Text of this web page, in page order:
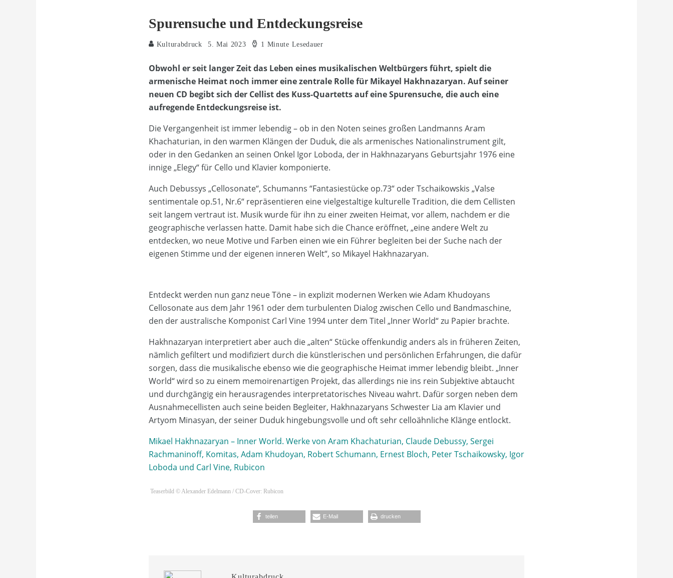
Spurensuche und Entdeckungsreise
Kulturabdruck 5. Mai 2023 1 Minute Lesedauer
Obwohl er seit langer Zeit das Leben eines musikalischen Weltbürgers führt, spielt die
armenische Heimat noch immer eine zentrale Rolle für Mikayel Hakhnazaryan. Auf seiner
neuen CD begibt sich der Cellist des Kuss-Quartetts auf eine Spurensuche, die auch eine
aufregende Entdeckungsreise ist.
Die Vergangenheit ist immer lebendig – ob in den Noten seines großen Landmanns Aram
Khachaturian, in den warmen Klängen der Duduk, die als armenisches Nationalinstrument gilt,
oder in den Gedanken an seinen Onkel Igor Loboda, der in Hakhnazaryans Geburtsjahr 1976 eine
innige „Elegy“ für Cello und Klavier komponierte.
Auch Debussys „Cellosonate“, Schumanns “Fantasiestücke op.73“ oder Tschaikowskis „Valse
sentimentale op.51, Nr.6“ repräsentieren eine vielgestaltige kulturelle Tradition, die dem Cellisten
seit langem vertraut ist. Musik wurde für ihn zu einer zweiten Heimat, vor allem, nachdem er die
geographische verlassen hatte. Damit habe sich die Chance eröffnet, „eine andere Welt zu
entdecken, wo neue Motive und Farben einen wie ein Führer begleiten bei der Suche nach der
eigenen Stimme und der eigenen inneren Welt“, so Mikayel Hakhnazaryan.
Entdeckt werden nun ganz neue Töne – in explizit modernen Werken wie Adam Khudoyans
Cellosonate aus dem Jahr 1961 oder dem turbulenten Dialog zwischen Cello und Bandmaschine,
den der australische Komponist Carl Vine 1994 unter dem Titel „Inner World“ zu Papier brachte.
Hakhnazaryan interpretiert aber auch die „alten“ Stücke offenkundig anders als in früheren Zeiten,
nämlich gefiltert und modifiziert durch die künstlerischen und persönlichen Erfahrungen, die dafür
sorgen, dass die musikalische ebenso wie die geographische Heimat immer lebendig bleibt. „Inner
World“ wird so zu einem memoirenartigen Projekt, das allerdings nie ins rein Subjektive abtaucht
und durchgängig ein herausragendes interpretatorisches Niveau wahrt. Dafür sorgen neben dem
Ausnahmecellisten auch seine beiden Begleiter, Hakhnazaryans Schwester Lia am Klavier und
Artyom Minasyan, der seiner Duduk hingebungsvolle und oft sehr celloähnliche Klänge entlockt.
Mikael Hakhnazaryan – Inner World. Werke von Aram Khachaturian, Claude Debussy, Sergei
Rachmaninoff, Komitas, Adam Khudoyan, Robert Schumann, Ernest Bloch, Peter Tschaikowsky, Igor
Loboda und Carl Vine, Rubicon
Teaserbild © Alexander Edelmann / CD-Cover: Rubicon
teilen E-Mail drucken